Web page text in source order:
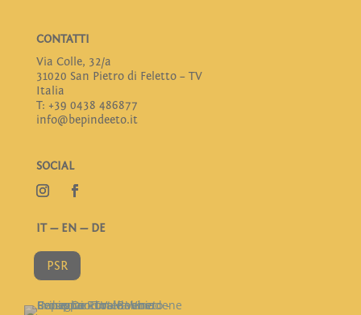
CONTATTI
Via Colle, 32/a
31020 San Pietro di Feletto – TV
Italia
T: +39 0438 486877
info@bepindeeto.it
SOCIAL
IT— EN— DE
PSR